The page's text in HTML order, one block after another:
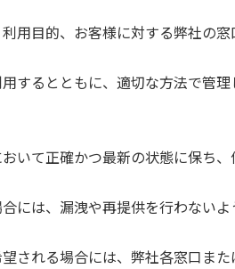
用目的、お客様に対する弊社の
するとともに、適切な方法で管
いて正確かつ最新の状態に保ち
には、漏洩や再提供を行わない
される場合には、弊社各窓口また